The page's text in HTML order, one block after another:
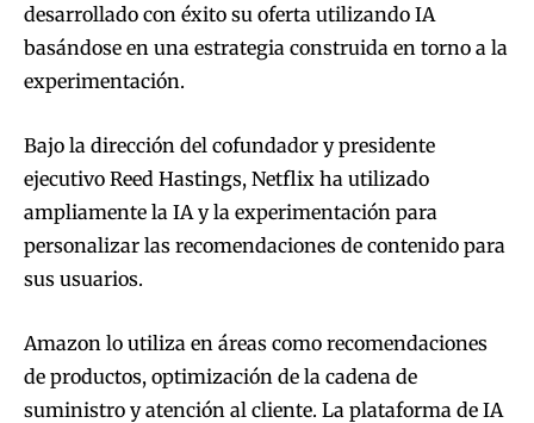
desarrollado con éxito su oferta utilizando IA
basándose en una estrategia construida en torno a la
experimentación.
Bajo la dirección del cofundador y presidente
ejecutivo Reed Hastings, Netflix ha utilizado
ampliamente la IA y la experimentación para
personalizar las recomendaciones de contenido para
sus usuarios.
Amazon lo utiliza en áreas como recomendaciones
de productos, optimización de la cadena de
suministro y atención al cliente. La plataforma de IA